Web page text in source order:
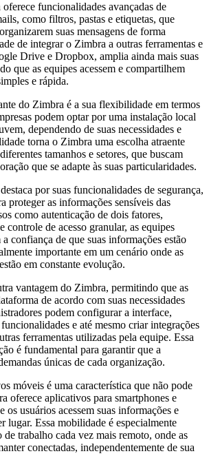
funcionalidades avançadas de
como filtros, pastas e etiquetas, que
suas mensagens de forma
de integrar o Zimbra a outras ferramentas e
Drive e Dropbox, amplia ainda mais suas
que as equipes acessem e compartilhem
e rápida.
do Zimbra é a sua flexibilidade em termos
podem optar por uma instalação local
dependendo de suas necessidades e
torna o Zimbra uma escolha atraente
tamanhos e setores, que buscam
que se adapte às suas particularidades.
por suas funcionalidades de segurança,
proteger as informações sensíveis das
como autenticação de dois fatores,
controle de acesso granular, as equipes
confiança de que suas informações estão
importante em um cenário onde as
em constante evolução.
vantagem do Zimbra, permitindo que as
de acordo com suas necessidades
podem configurar a interface,
e até mesmo criar integrações
ferramentas utilizadas pela equipe. Essa
é fundamental para garantir que a
únicas de cada organização.
móveis é uma característica que não pode
oferece aplicativos para smartphones e
os usuários acessem suas informações e
lugar. Essa mobilidade é especialmente
trabalho cada vez mais remoto, onde as
conectadas, independentemente de sua